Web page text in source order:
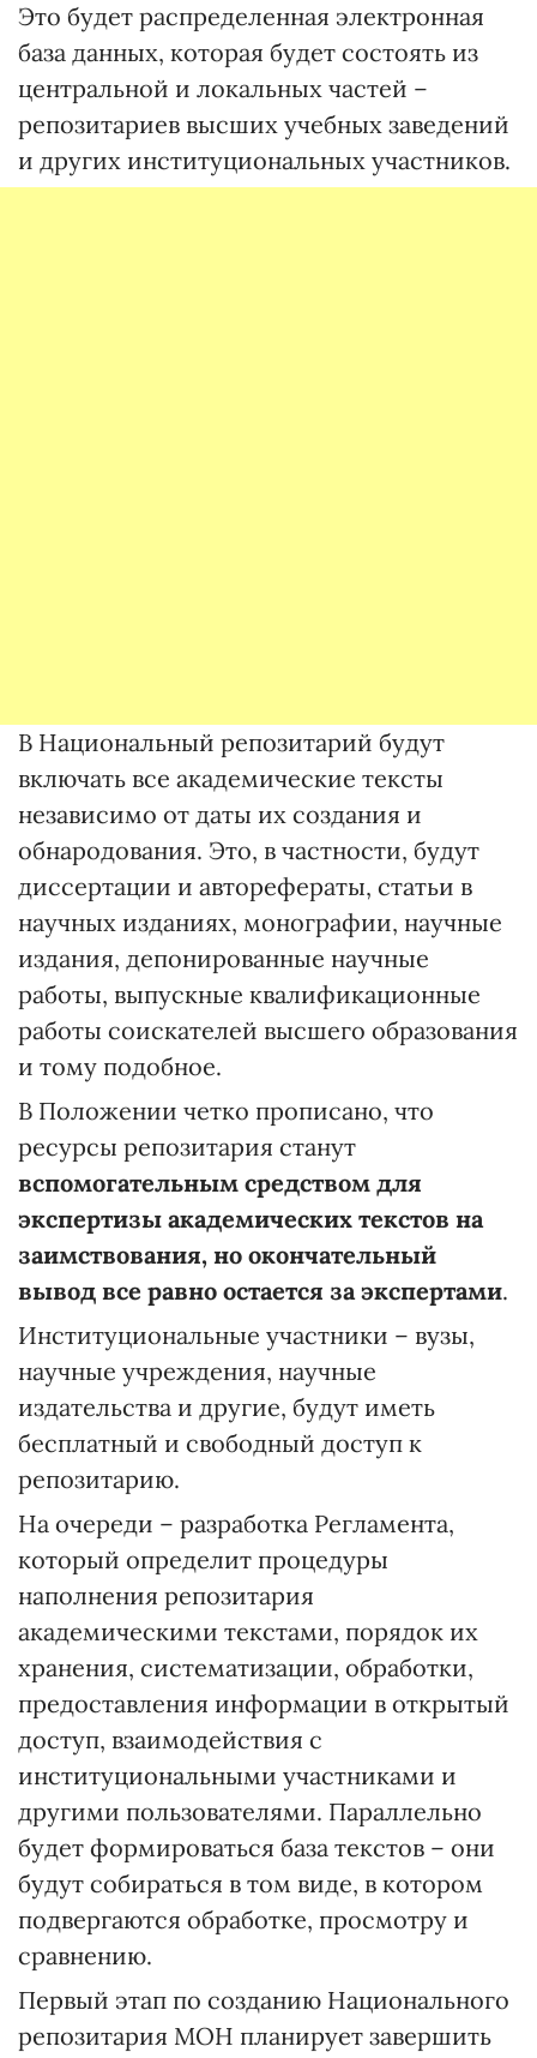
Это будет распределенная электронная
база данных, которая будет состоять из
центральной и локальных частей –
репозитариев высших учебных заведений
и других институциональных участников.
В Национальный репозитарий будут
включать все академические тексты
независимо от даты их создания и
обнародования. Это, в частности, будут
диссертации и авторефераты, статьи в
научных изданиях, монографии, научные
издания, депонированные научные
работы, выпускные квалификационные
работы соискателей высшего образования
и тому подобное.
В Положении четко прописано, что
ресурсы репозитария станут
вспомогательным средством для
экспертизы академических текстов на
заимствования, но окончательный
вывод все равно остается за экспертами.
Институциональные участники – вузы,
научные учреждения, научные
издательства и другие, будут иметь
бесплатный и свободный доступ к
репозитарию.
На очереди – разработка Регламента,
который определит процедуры
наполнения репозитария
академическими текстами, порядок их
хранения, систематизации, обработки,
предоставления информации в открытый
доступ, взаимодействия с
институциональными участниками и
другими пользователями. Параллельно
будет формироваться база текстов – они
будут собираться в том виде, в котором
подвергаются обработке, просмотру и
сравнению.
Первый этап по созданию Национального
репозитария МОН планирует завершить